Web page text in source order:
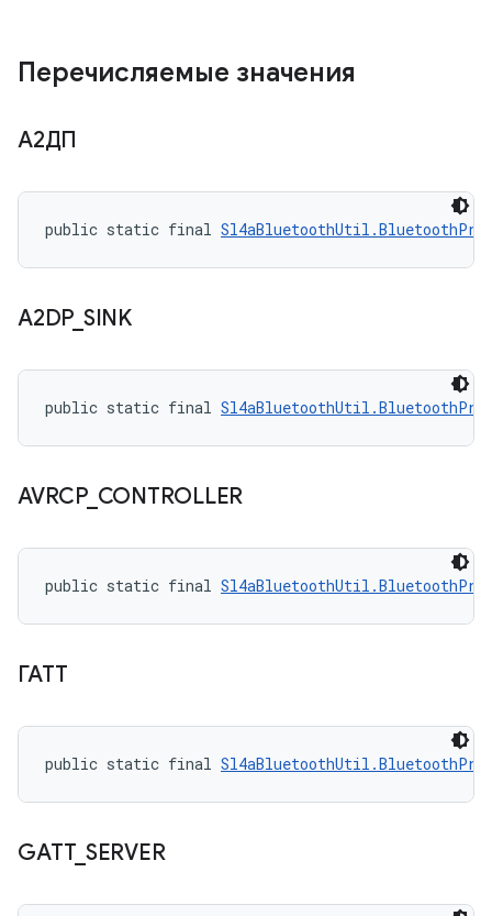
Перечисляемые значения
А2ДП
public static final
A2DP_ SINK
public static final
AVRCP_ CONTROLLER
public static final
ГАТТ
public static final
GATT_ SERVER